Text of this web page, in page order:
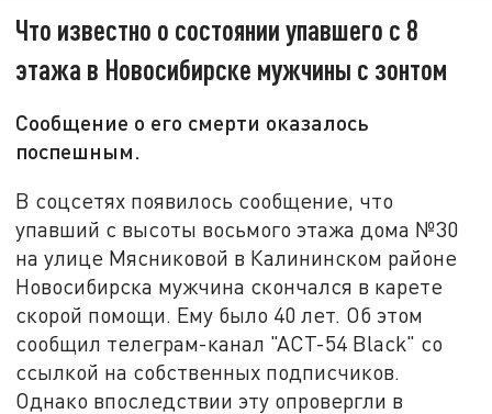
Что известно о состоянии упавшего с 8
этажа в Новосибирске мужчины с зонтом
Сообщение о его смерти оказалось
поспешным.
В соцсетях появилось сообщение, что
упавший с высоты восьмого этажа дома №30
на улице Мясниковой в Калининском районе
Новосибирска мужчина скончался в карете
скорой помощи. Ему было 40 лет. Об этом
сообщил телеграм-канал "АСТ-54 Black" со
ссылкой на собственных подписчиков.
Однако впоследствии эту опровергли в